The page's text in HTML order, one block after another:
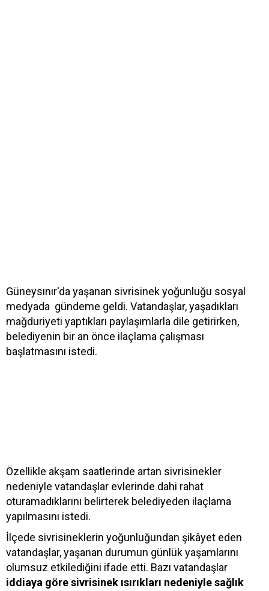
Güneysınır'da yaşanan sivrisinek yoğunluğu sosyal
medyada gündeme geldi. Vatandaşlar, yaşadıkları
mağduriyeti yaptıkları paylaşımlarla dile getirirken,
belediyenin bir an önce ilaçlama çalışması
başlatmasını istedi.
Özellikle akşam saatlerinde artan sivrisinekler
nedeniyle vatandaşlar evlerinde dahi rahat
oturamadıklarını belirterek belediyeden ilaçlama
yapılmasını istedi.
İlçede sivrisineklerin yoğunluğundan şikâyet eden
vatandaşlar, yaşanan durumun günlük yaşamlarını
olumsuz etkilediğini ifade etti. Bazı vatandaşlar
iddiaya göre sivrisinek ısırıkları nedeniyle sağlık